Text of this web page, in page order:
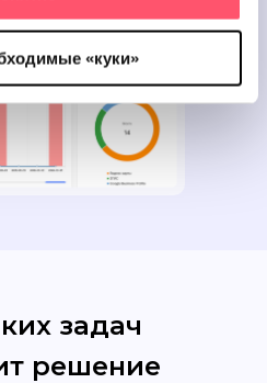
«куки»
задач
решение